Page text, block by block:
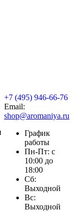
+7 (495) 946-66-76
Email:
shop@aromaniya.ru
График
работы
Пн-Пт: с
10:00 до
18:00
Сб:
Выходной
Вс:
Выходной